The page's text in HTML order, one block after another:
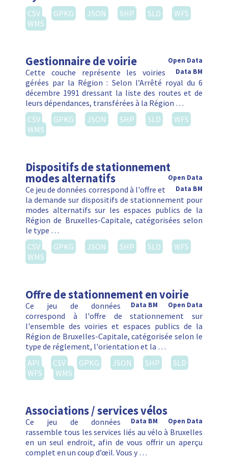
CSV GPKG JSON SHP SLD
WFS
WMS
Gestionnaire de voirie
Open Data
Data BM
Cette couche représente les voiries
gérées par la Région : Selon l’Arrêté royal du 6
décembre 1991 dressant la liste des routes et de
leurs dépendances, transférées à la Région …
CSV
GPKG JSON SHP SLD
WFS
WMS
Dispositifs de stationnement
modes alternatifs
Open Data
Data BM
Ce jeu de données correspond à l'offre et
la demande sur dispositifs de stationnement pour
modes alternatifs sur les espaces publics de la
Région de Bruxelles-Capitale, catégorisées selon
le type …
CSV
GPKG JSON SHP SLD
WFS
WMS
Offre de stationnement en voirie
Open Data
Data BM
Ce jeu de données
correspond à l'offre de stationnement sur
l'ensemble des voiries et espaces publics de la
Région de Bruxelles-Capitale, catégorisée selon le
type de réglement, l'orientation et la …
API
CSV GPKG JSON SHP
SLD
WFS
WMS
Associations / services vélos
Open Data
Data BM
Ce jeu de données
rassemble tous les services liés au vélo à Bruxelles
en un seul endroit, afin de vous offrir un aperçu
complet en un coup d’œil. Vous y …